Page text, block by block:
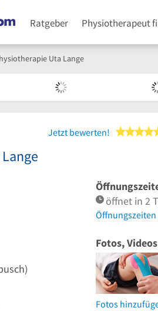
Ratgeber Physiotherapeut
Uta Lange
Jetzt bewerten!
öffnet in 2
Fotos, Videos
Fotos